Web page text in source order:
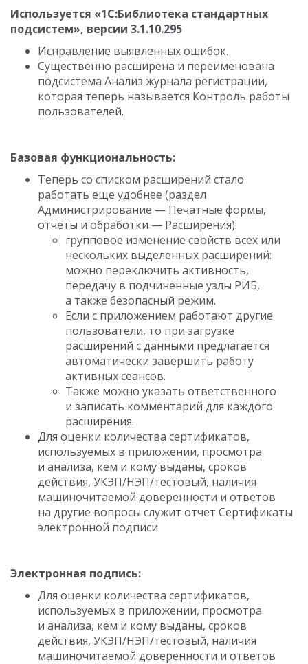
Используется «1С:Библиотека стандартных
подсистем», версии 3.1.10.295
Исправление выявленных ошибок.
Существенно расширена и переименована
подсистема Анализ журнала регистрации,
которая теперь называется Контроль работы
пользователей.
Базовая функциональность:
Теперь со списком расширений стало
работать еще удобнее (раздел
Администрирование — Печатные формы,
отчеты и обработки — Расширения):
групповое изменение свойств всех или
нескольких выделенных расширений:
можно переключить активность,
передачу в подчиненные узлы РИБ,
а также безопасный режим.
Если с приложением работают другие
пользователи, то при загрузке
расширений с данными предлагается
автоматически завершить работу
активных сеансов.
Также можно указать ответственного
и записать комментарий для каждого
расширения.
Для оценки количества сертификатов,
используемых в приложении, просмотра
и анализа, кем и кому выданы, сроков
действия, УКЭП/НЭП/тестовый, наличия
машиночитаемой доверенности и ответов
на другие вопросы служит отчет Сертификаты
электронной подписи.
Электронная подпись:
Для оценки количества сертификатов,
используемых в приложении, просмотра
и анализа, кем и кому выданы, сроков
действия, УКЭП/НЭП/тестовый, наличия
машиночитаемой доверенности и ответов